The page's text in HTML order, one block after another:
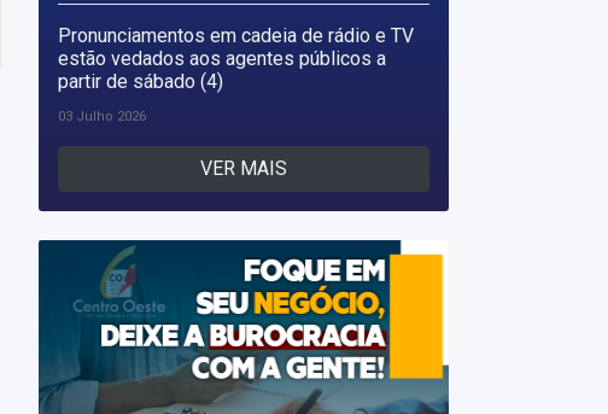
Pronunciamentos em cadeia de rádio e TV
estão vedados aos agentes públicos a
partir de sábado (4)
03 Julho 2026
VER MAIS